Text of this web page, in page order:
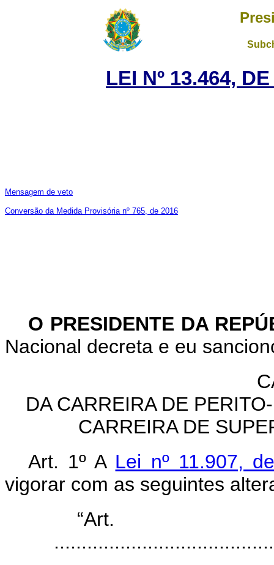
LEI Nº 13.464,
Mensagem de veto
Conversão da Medida Provisória nº 765, de 2016
O PRESIDENTE DA
Nacional decreta e eu
DA CARREIRA DE
CARREIRA DE
Art. 1º A Lei nº 11.907,
vigorar com as seguintes